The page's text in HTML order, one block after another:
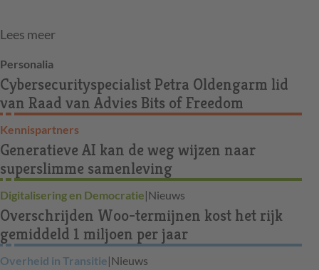
Lees meer
Personalia
Cybersecurityspecialist Petra Oldengarm lid
van Raad van Advies Bits of Freedom
Kennispartners
Generatieve AI kan de weg wijzen naar
superslimme samenleving
Digitalisering en Democratie|Nieuws
Overschrijden Woo-termijnen kost het rijk
gemiddeld 1 miljoen per jaar
Overheid in Transitie|Nieuws